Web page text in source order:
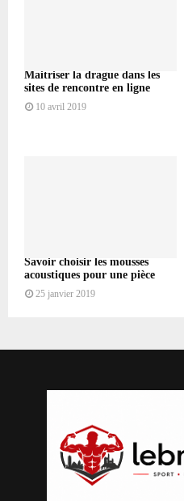
Maitriser la drague dans les
sites de rencontre en ligne
10 avril 2019
Savoir choisir les mousses
acoustiques pour une pièce
25 janvier 2019